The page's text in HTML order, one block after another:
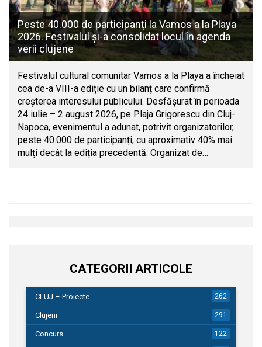
Peste 40.000 de participanți la Vamos a la Playa
2026. Festivalul și-a consolidat locul în agenda
verii clujene
Festivalul cultural comunitar Vamos a la Playa a încheiat
cea de-a VIII-a ediție cu un bilanț care confirmă
creșterea interesului publicului. Desfășurat în perioada
24 iulie – 2 august 2026, pe Plaja Grigorescu din Cluj-
Napoca, evenimentul a adunat, potrivit organizatorilor,
peste 40.000 de participanți, cu aproximativ 40% mai
mulți decât la ediția precedentă. Organizat de…
CATEGORII ARTICOLE
CLUJ – Proiecte 262
Clujeni 291
Concurs 122